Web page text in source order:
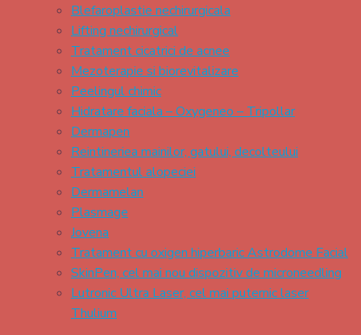
Blefaroplastie nechirurgicala
Lifting nechirurgical
Tratament cicatrici de acnee
Mezoterapie si biorevitalizare
Peelingul chimic
Hidratare faciala – Oxygeneo – Tripollar
Dermapen
Reintineriea mainilor, gatului, decolteului
Tratamentul alopeciei
Dermamelan
Plasmage
Jovena
Tratament cu oxigen hiperbaric Astrodome Facial
SkinPen, cel mai nou dispozitiv de microneedling
Lutronic Ultra Laser, cel mai puternic laser
Thulium